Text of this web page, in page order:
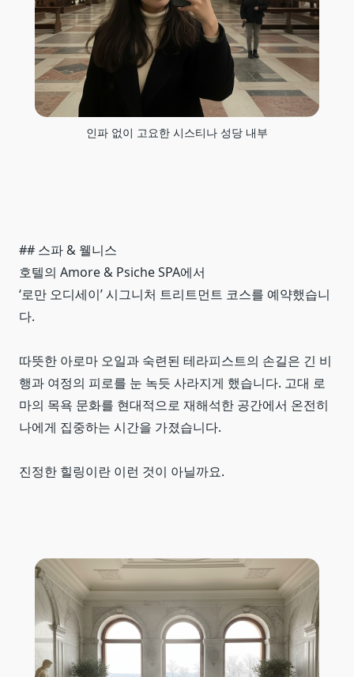
인파 없이 고요한 시스티나 성당 내부
## 스파 & 웰니스
호텔의 Amore & Psiche SPA에서
‘로만 오디세이’ 시그니처 트리트먼트 코스를 예약했습니
다.
따뜻한 아로마 오일과 숙련된 테라피스트의 손길은 긴 비
행과 여정의 피로를 눈 녹듯 사라지게 했습니다. 고대 로
마의 목욕 문화를 현대적으로 재해석한 공간에서 온전히
나에게 집중하는 시간을 가졌습니다.
진정한 힐링이란 이런 것이 아닐까요.